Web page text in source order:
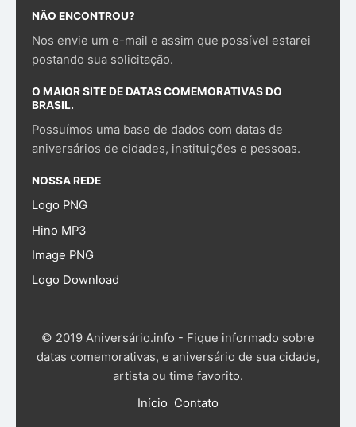
NÃO ENCONTROU?
Nos envie um e-mail e assim que possível estarei
postando sua solicitação.
O MAIOR SITE DE DATAS COMEMORATIVAS DO
BRASIL.
Possuímos uma base de dados com datas de
aniversários de cidades, instituições e pessoas.
NOSSA REDE
Logo PNG
Hino MP3
Image PNG
Logo Download
© 2019 Aniversário.info - Fique informado sobre
datas comemorativas, e aniversário de sua cidade,
artista ou time favorito.
Início Contato